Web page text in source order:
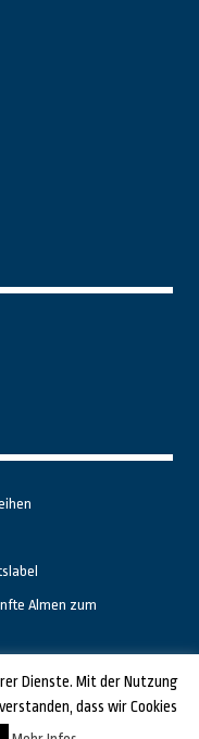
Almen zum
FRANZ BEI LUCID.BERLIN
Dienste. Mit der Nutzung
dass wir Cookies